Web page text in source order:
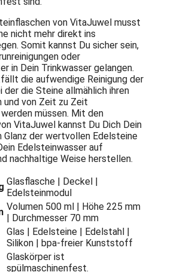
von VitaJuwel musst
nicht mehr direkt ins
Somit kannst Du sicher sein,
oder
in Dein Trinkwasser gelangen.
die aufwendige Reinigung der
der die Steine allmählich ihren
und von Zeit zu Zeit
müssen. Mit den
VitaJuwel kannst Du Dich Dein
Glanz der wertvollen Edelsteine
Edelsteinwasser auf
nachhaltige Weise herstellen.
Glasflasche | Deckel |
Edelsteinmodul
Volumen 500 ml | Höhe 225 mm
| Durchmesser 70 mm
Glas | Edelsteine | Edelstahl |
Silikon | bpa-freier Kunststoff
Glaskörper ist
spülmaschinenfest.